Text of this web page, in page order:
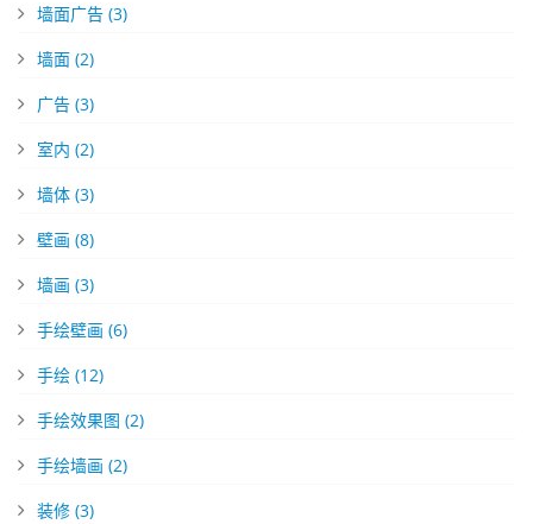
墙面广告 (3)
墙面 (2)
广告 (3)
室内 (2)
墙体 (3)
壁画 (8)
墙画 (3)
手绘壁画 (6)
手绘 (12)
手绘效果图 (2)
手绘墙画 (2)
装修 (3)